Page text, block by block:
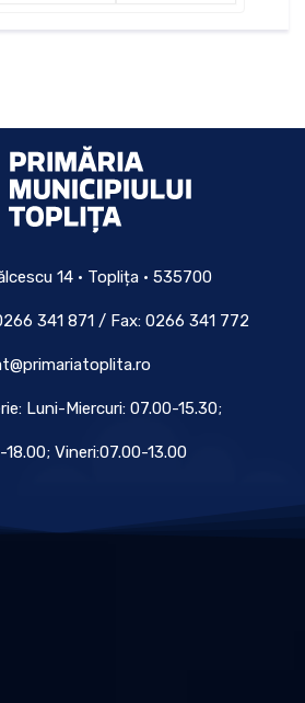
14 • Toplița • 535700
341 871 / Fax: 0266 341 772
Luni-Miercuri: 07.00-15.30;
Vineri:07.00-13.00